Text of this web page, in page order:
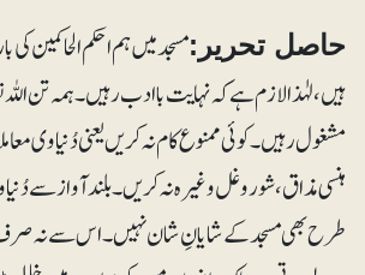
حاصل تحریر:مسجد میں ہم احکم الحاکمین کی
ہیں، لہٰذا لازم ہے کہ نہایت باادب رہیں۔ ہمہ تن اللہ
مشغول رہیں۔ کوئی ممنوع کام نہ کریں یعنی دُنیاوی
ہنسی مذاق، شوروغل وغیرہ نہ کریں۔ بلندآواز سے
طرح بھی مسجد کے شایانِ شان نہیں۔ اس سے نہ صرف